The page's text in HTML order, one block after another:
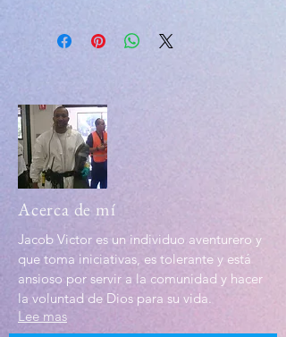
Acerca de mí
Jacob Victor es un individuo aventurero y
que toma iniciativas, es tolerante y está
ansioso por servir a la comunidad y hacer
la voluntad de Dios para su vida.
Lee mas